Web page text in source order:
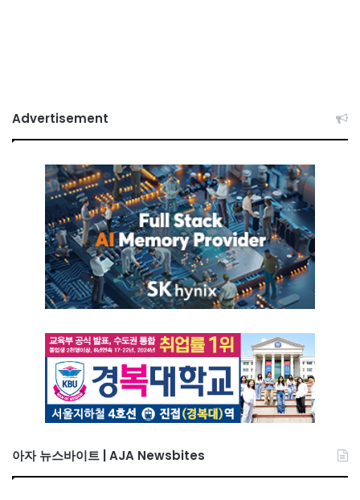
Advertisement
아자 뉴스바이트 | AJA Newsbites